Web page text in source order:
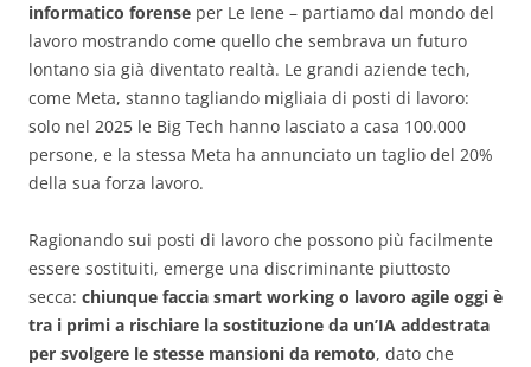
informatico forense per Le Iene – partiamo dal mondo del
lavoro mostrando come quello che sembrava un futuro
lontano sia già diventato realtà. Le grandi aziende tech,
come Meta, stanno tagliando migliaia di posti di lavoro:
solo nel 2025 le Big Tech hanno lasciato a casa 100.000
persone, e la stessa Meta ha annunciato un taglio del 20%
della sua forza lavoro.
Ragionando sui posti di lavoro che possono più facilmente
essere sostituiti, emerge una discriminante piuttosto
secca: chiunque faccia smart working o lavoro agile oggi è
tra i primi a rischiare la sostituzione da un’IA addestrata
per svolgere le stesse mansioni da remoto, dato che